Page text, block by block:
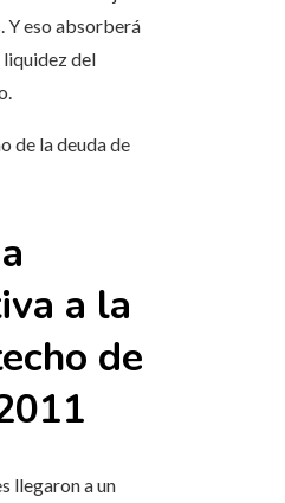
Y eso absorberá
del
de la deuda de
a la
de
llegaron a un